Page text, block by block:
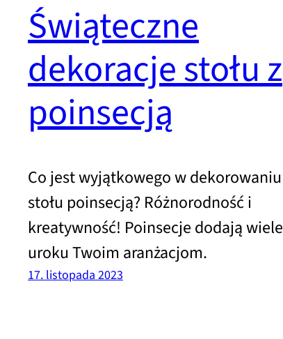
Świąteczne
dekoracje stołu z
poinsecją
Co jest wyjątkowego w dekorowaniu
stołu poinsecją? Różnorodność i
kreatywność! Poinsecje dodają wiele
uroku Twoim aranżacjom.
17. listopada 2023